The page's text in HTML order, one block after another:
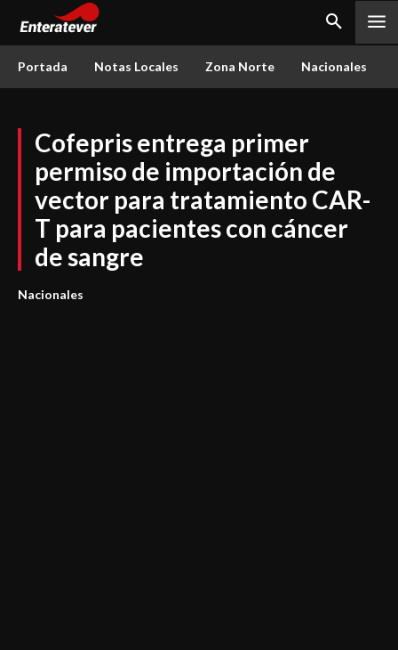
Portada Notas Locales Zona Norte Nacionales
Cofepris entrega primer
permiso de importación de
vector para tratamiento CAR-
T para pacientes con cáncer
de sangre
Nacionales